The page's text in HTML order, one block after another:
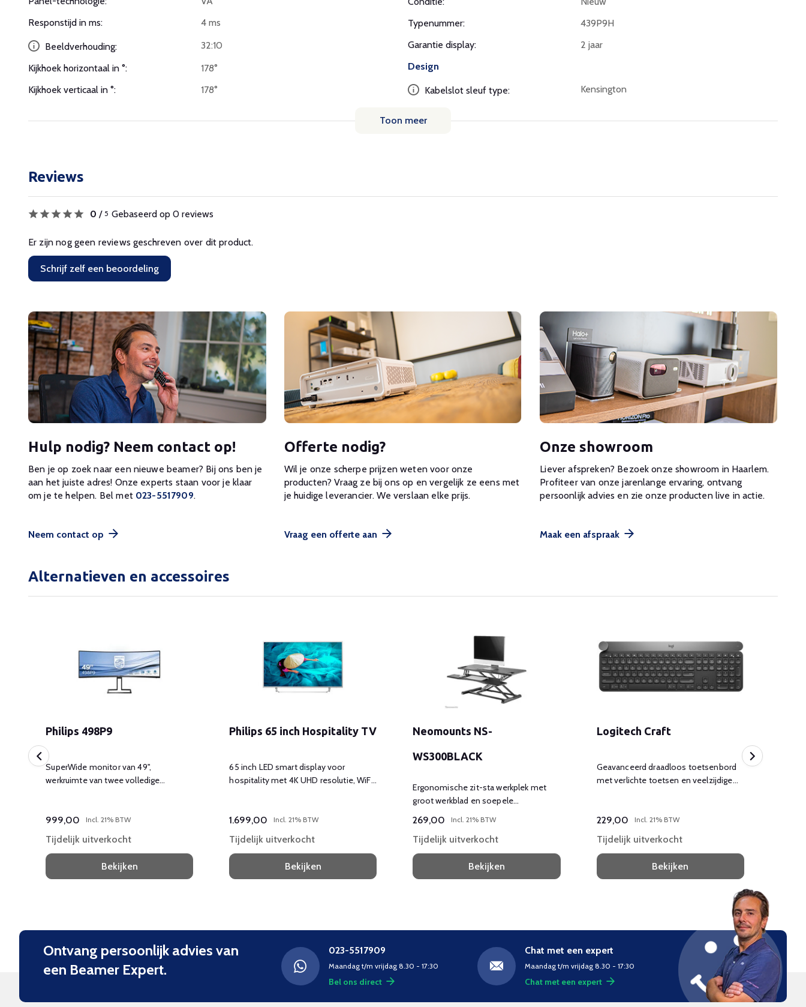
Responstijd in ms:
4 ms
Beeldverhouding:
32:10
Kijkhoek horizontaal in °:
178°
Kijkhoek verticaal in °:
178°
Typenummer:
439P9H
Garantie display:
2 jaar
Design
Kabelslot sleuf type: Kensington
Toon meer
Reviews
0 / 5 Gebaseerd op 0 reviews
Er zijn nog geen reviews geschreven over dit product.
Schrijf zelf een beoordeling
Hulp nodig? Neem contact op!
Ben je op zoek naar een nieuwe beamer? Bij ons ben je
aan het juiste adres! Onze experts staan voor je klaar
om je te helpen. Bel met 023-5517909.
Neem contact op
Offerte nodig?
Wil je onze scherpe prijzen weten voor onze
producten? Vraag ze bij ons op en vergelijk ze eens met
je huidige leverancier. We verslaan elke prijs.
Vraag een offerte aan
Onze showroom
Liever afspreken? Bezoek onze showroom in Haarlem.
Profiteer van onze jarenlange ervaring, ontvang
persoonlijk advies en zie onze producten live in actie.
Maak een afspraak
Alternatieven en accessoires
Philips 498P9
SuperWide monitor van 49",
werkruimte van twee volledige
999,00 Incl. 21% BTW
Tijdelijk uitverkocht
Bekijken
Philips 65 inch Hospitality TV
65 inch LED smart display voor
hospitality met 4K UHD resolutie, WiFi
1.699,00 Incl. 21% BTW
Tijdelijk uitverkocht
Bekijken
Neomounts NS-
WS300BLACK
Ergonomische zit-sta werkplek met
groot werkblad en soepele
hoogteverstelling.
269,00 Incl. 21% BTW
Tijdelijk uitverkocht
Bekijken
Logitech Craft
Geavanceerd draadloos toetsenbord
met verlichte toetsen en veelzijdige
229,00 Incl. 21% BTW
Tijdelijk uitverkocht
Bekijken
Ontvang persoonlijk advies van
een Beamer Expert.
023-5517909
Maandag t/m vrijdag 8.30 - 17:30
Bel ons direct
Chat met een expert
Maandag t/m vrijdag 8.30 - 17:30
Chat met een expert